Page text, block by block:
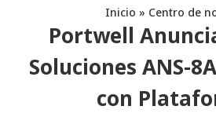
Inicio » Centro de
Portwell
Soluciones ANS-
con